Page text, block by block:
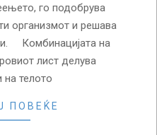
го подобрува
организмот и решава
Комбинацијата на
лист делува
на телото
ПОВЕЌЕ